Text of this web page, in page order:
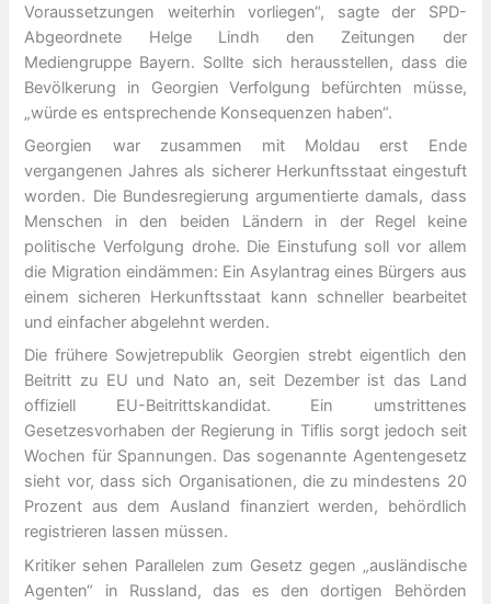
Voraussetzungen weiterhin vorliegen“, sagte der SPD-
Abgeordnete Helge Lindh den Zeitungen der
Mediengruppe Bayern. Sollte sich herausstellen, dass die
Bevölkerung in Georgien Verfolgung befürchten müsse,
„würde es entsprechende Konsequenzen haben“.
Georgien war zusammen mit Moldau erst Ende
vergangenen Jahres als sicherer Herkunftsstaat eingestuft
worden. Die Bundesregierung argumentierte damals, dass
Menschen in den beiden Ländern in der Regel keine
politische Verfolgung drohe. Die Einstufung soll vor allem
die Migration eindämmen: Ein Asylantrag eines Bürgers aus
einem sicheren Herkunftsstaat kann schneller bearbeitet
und einfacher abgelehnt werden.
Die frühere Sowjetrepublik Georgien strebt eigentlich den
Beitritt zu EU und Nato an, seit Dezember ist das Land
offiziell EU-Beitrittskandidat. Ein umstrittenes
Gesetzesvorhaben der Regierung in Tiflis sorgt jedoch seit
Wochen für Spannungen. Das sogenannte Agentengesetz
sieht vor, dass sich Organisationen, die zu mindestens 20
Prozent aus dem Ausland finanziert werden, behördlich
registrieren lassen müssen.
Kritiker sehen Parallelen zum Gesetz gegen „ausländische
Agenten“ in Russland, das es den dortigen Behörden